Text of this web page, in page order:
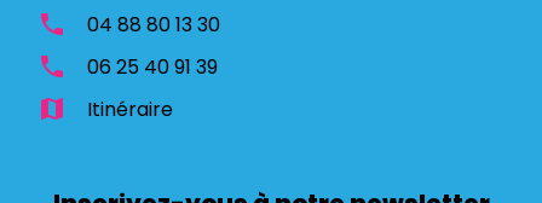
phone 04 88 80 13 30
phone 06 25 40 91 39
map Itinéraire